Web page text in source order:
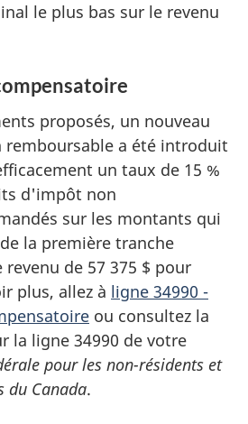
le plus bas sur le revenu
proposés, un nouveau
a été introduit
un taux de 15 %
d'impôt non
sur les montants qui
la première tranche
de 57 375 $ pour
plus, allez à ligne 34990 -
ou consultez la
la ligne 34990 de votre
pour les non-résidents et
du Canada.